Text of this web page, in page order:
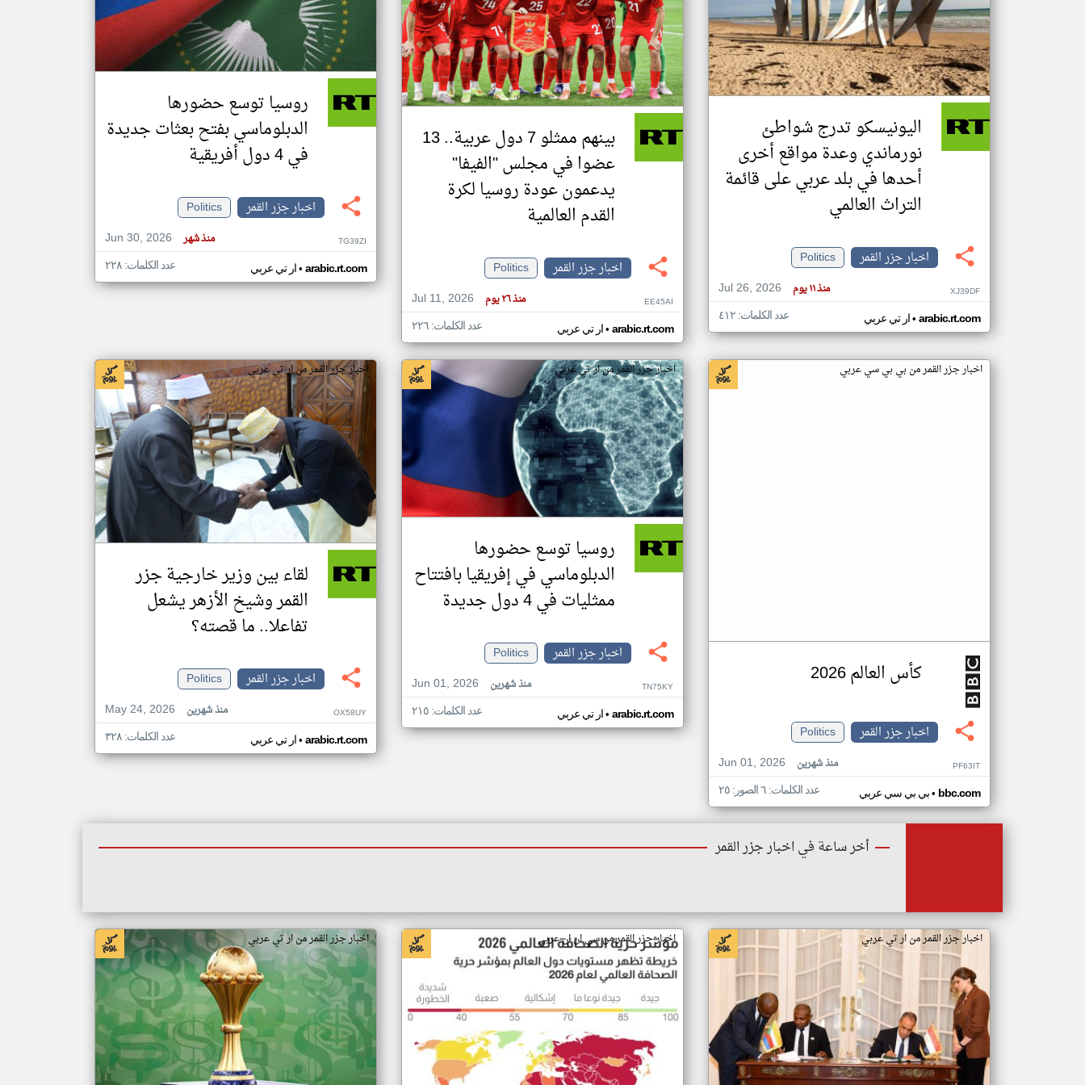
تغيير الدولة
اخبار جزر القمر على مدار الساعة
أهم اخبار جزر القمر العاجلة والمباشرة
اليونيسكو تدرج شواطئ
نورماندي وعدة مواقع أخرى
أحدها في بلد عربي على قائمة
التراث العالمي
اخبار جزر القمر
Politics
Jul 26, 2026
منذ ١١ يوم XJ39DF
ار تي عربي• arabic.rt.com عدد الكلمات: ٤١٢
بينهم ممثلو 7 دول عربية.. 13
عضوا في مجلس "الفيفا"
يدعمون عودة روسيا لكرة
القدم العالمية
اخبار جزر القمر
Politics
Jul 11, 2026
منذ ٢٦ يوم EE45AI
ار تي عربي• arabic.rt.com عدد الكلمات: ٢٢٦
روسيا توسع حضورها
الدبلوماسي بفتح بعثات جديدة
في 4 دول أفريقية
اخبار جزر القمر
Politics
Jun 30, 2026
منذ شهر TG39ZI
ار تي عربي• arabic.rt.com عدد الكلمات: ٢٢٨
اخبار جزر القمر من بي بي سي عربي
كأس العالم 2026
اخبار جزر القمر
Politics
Jun 01, 2026
منذ شهرين PF63IT
بي بي سي عربي• bbc.com عدد الكلمات: ٦ الصور: ٢٥
اخبار جزر القمر من ار تي عربي
روسيا توسع حضورها
الدبلوماسي في إفريقيا بافتتاح
ممثليات في 4 دول جديدة
اخبار جزر القمر
Politics
Jun 01, 2026
منذ شهرين TN75KY
ار تي عربي• arabic.rt.com عدد الكلمات: ٢١٥
اخبار جزر القمر من ار تي عربي
لقاء بين وزير خارجية جزر
القمر وشيخ الأزهر يشعل
تفاعلا.. ما قصته؟
اخبار جزر القمر
Politics
May 24, 2026
منذ شهرين OX58UY
ار تي عربي• arabic.rt.com عدد الكلمات: ٣٢٨
أخر ساعة في اخبار جزر القمر
اخبار جزر القمر من ار تي عربي اخبار جزر القمر من سي ان ان عربي اخبار جزر القمر من ار تي عربي
klyoum.com